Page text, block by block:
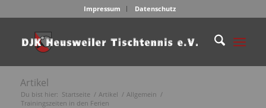
Impressum Datenschutz
Artikel
Du bist hier: Startseite / Artikel / Allgemein /
Trainingszeiten in den Ferien